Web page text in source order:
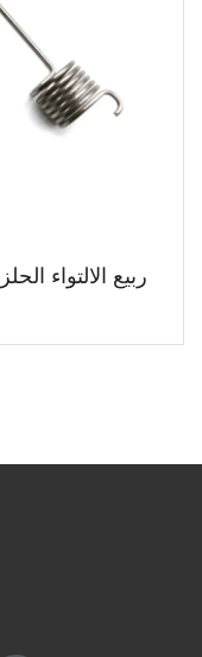
ربيع الالتواء